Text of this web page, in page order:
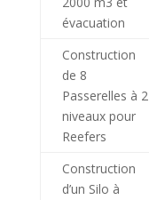
évacuation
Construction
de 8
Passerelles à 2
niveaux pour
Reefers
Construction
d’un Silo à